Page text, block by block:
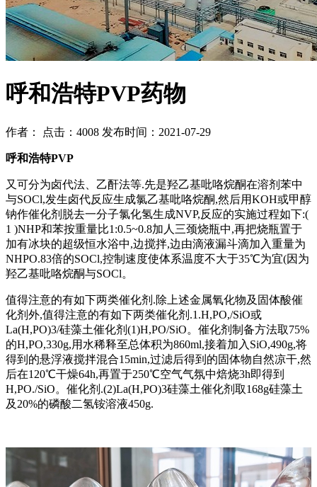
呼和浩特PVP药物
作者： 点击：4008 发布时间：2021-07-29
呼和浩特PVP
又可分为卤代法、乙酐法等.先是羟乙基吡咯烷酮在溶剂苯中
与SOCl,发生卤代反应生成氯乙基吡咯烷酮,然后用KOH或甲醇
钠作催化剂脱去一分子氯化氢生成NVP,反应的实施过程如下:(
1 )NHP和苯按重量比1:0.5~0.8加人三颈烧瓶中,再把烧瓶置于
加有冰块的超级恒水浴中,边搅拌,边由滴液漏斗滴加入重量为
NHPO.83倍的SOCl,控制速度使体系温度不大于35℃为宜(因为
羟乙基吡咯烷酮与SOCl。
值得注意的有如下两类催化剂.除上述金属氧化物及固体酸催
化剂外,值得注意的有如下两类催化剂.1.H,PO,/SiO或
La(H,PO)3/硅藻土催化剂(1)H,PO/SiO。催化剂制备方法取75%
的H,PO,330g,用水稀释至总体积为860ml,接着加入SiO,490g,将
得到的悬浮液搅拌混合15min,过滤后得到的固体物自然凉干,然
后在120℃干燥64h,再置于250℃空气气氛中焙烧3h即得到
H,PO./SiO。催化剂.(2)La(H,PO)3硅藻土催化剂取168g硅藻土
及20%的磷酸二氢铵溶液450g.